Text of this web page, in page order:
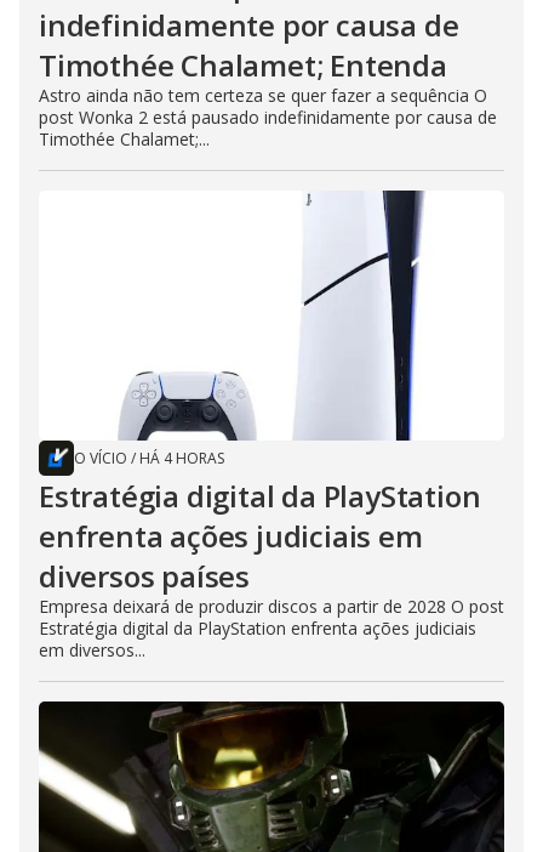
indefinidamente por causa de
Timothée Chalamet; Entenda
Astro ainda não tem certeza se quer fazer a sequência O
post Wonka 2 está pausado indefinidamente por causa de
Timothée Chalamet;...
O VÍCIO / HÁ 4 HORAS
Estratégia digital da PlayStation
enfrenta ações judiciais em
diversos países
Empresa deixará de produzir discos a partir de 2028 O post
Estratégia digital da PlayStation enfrenta ações judiciais
em diversos...